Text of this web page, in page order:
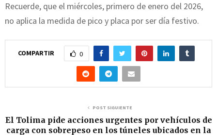
Recuerde, que el miércoles, primero de enero del 2026,
no aplica la medida de pico y placa por ser día festivo.
COMPARTIR 0
POST SIGUIENTE
El Tolima pide acciones urgentes por vehículos de
carga con sobrepeso en los túneles ubicados en la